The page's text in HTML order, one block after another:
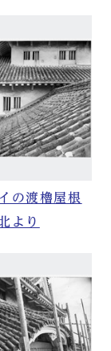
の渡櫓屋根
より